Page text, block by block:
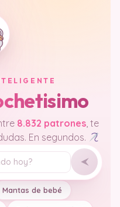
8.832 patrones, te
En segundos.
Mantas de bebé